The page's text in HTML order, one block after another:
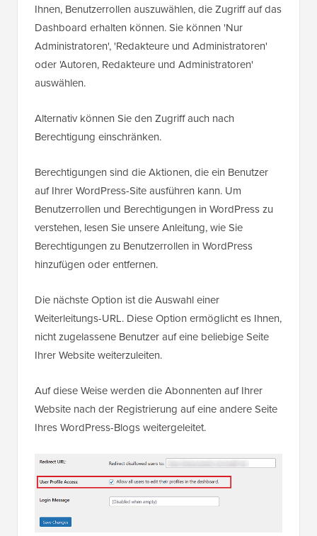
Ihnen, Benutzerrollen auszuwählen, die Zugriff auf das
Dashboard erhalten können. Sie können 'Nur
Administratoren', 'Redakteure und Administratoren'
oder 'Autoren, Redakteure und Administratoren'
auswählen.
Alternativ können Sie den Zugriff auch nach
Berechtigung einschränken.
Berechtigungen sind die Aktionen, die ein Benutzer
auf Ihrer WordPress-Site ausführen kann. Um
Benutzerrollen und Berechtigungen in WordPress zu
verstehen, lesen Sie unsere Anleitung, wie Sie
Berechtigungen zu Benutzerrollen in WordPress
hinzufügen oder entfernen.
Die nächste Option ist die Auswahl einer
Weiterleitungs-URL. Diese Option ermöglicht es Ihnen,
nicht zugelassene Benutzer auf eine beliebige Seite
Ihrer Website weiterzuleiten.
Auf diese Weise werden die Abonnenten auf Ihrer
Website nach der Registrierung auf eine andere Seite
Ihres WordPress-Blogs weitergeleitet.